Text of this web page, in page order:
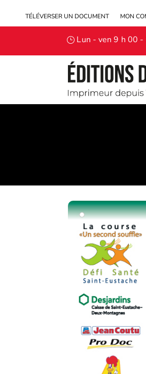
TÉLÉVERSER UN DOCUMENT MON
Lun - ven 9 h 00